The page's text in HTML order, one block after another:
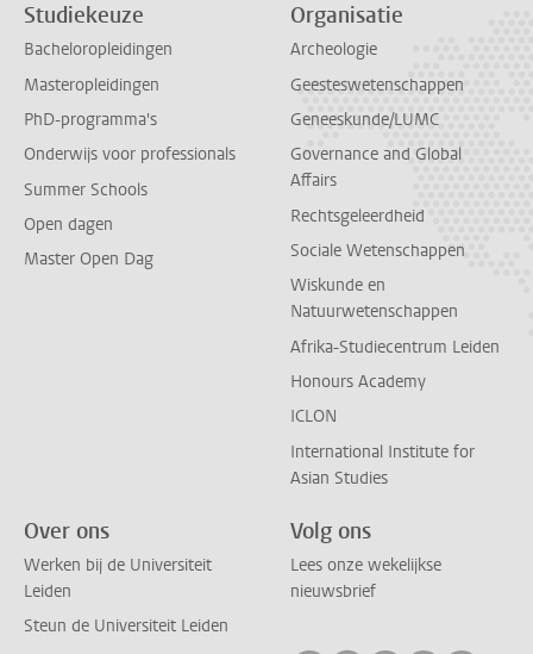
Studiekeuze
Bacheloropleidingen
Masteropleidingen
PhD-programma's
Onderwijs voor professionals
Summer Schools
Open dagen
Master Open Dag
Organisatie
Archeologie
Geesteswetenschappen
Geneeskunde/LUMC
Governance and Global
Affairs
Rechtsgeleerdheid
Sociale Wetenschappen
Wiskunde en
Natuurwetenschappen
Afrika-Studiecentrum Leiden
Honours Academy
ICLON
International Institute for
Asian Studies
Over ons
Werken bij de Universiteit
Leiden
Steun de Universiteit Leiden
Volg ons
Lees onze wekelijkse
nieuwsbrief